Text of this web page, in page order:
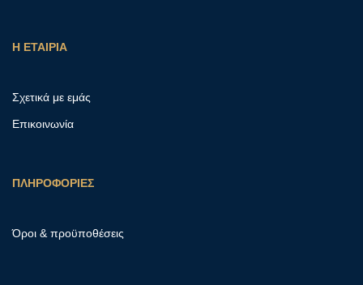
Η ΕΤΑΙΡΙΑ
Σχετικά με εμάς
Επικοινωνία
ΠΛΗΡΟΦΟΡΙΕΣ
Όροι & προϋποθέσεις